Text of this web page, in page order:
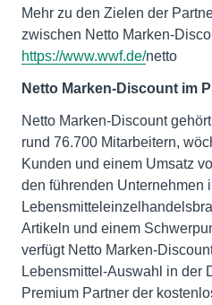
Mehr zu den Zielen der
zwischen Netto Marken-
https://www.wwf.de/netto
Netto Marken-Discount im
Netto Marken-Discount
rund 76.700 Mitarbeitern,
Kunden und einem Umsatz
den führenden Unternehmen
Artikeln und einem
verfügt Netto Marken-
Lebensmittel-Auswahl in der
Premium Partner der